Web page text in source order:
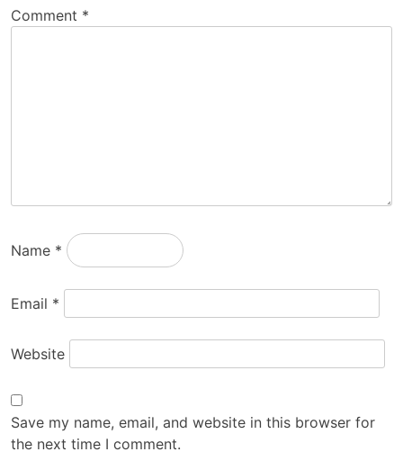
Comment *
Name *
Email *
Website
Save my name, email, and website in this browser for
the next time I comment.